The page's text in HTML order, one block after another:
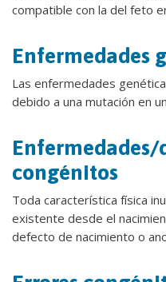
compatible con la del feto
Enfermedades
Las enfermedades
debido a una mutación en
Enfermedades/
congénitos
Toda característica física
existente desde el
defecto de nacimiento o